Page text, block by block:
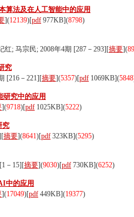
算法及在人工智能中的应用
](12139)[pdf 977KB](8798)
; 马宗民; 2008年4期 [287－293][摘要](
究
[216－221][摘要](5357)[pdf 1069KB](5848
研究中的应用
](9718)[pdf 1025KB](5222)
究
摘要](8641)[pdf 323KB](5295)
－15][摘要](9030)[pdf 730KB](6252)
中的应用
](17049)[pdf 449KB](19377)